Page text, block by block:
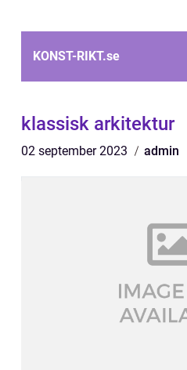
KONST-RIKT.se
klassisk arkitektur
02 september 2023 admin